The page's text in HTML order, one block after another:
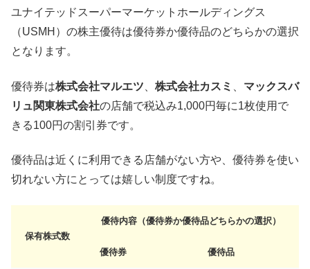
ユナイテッドスーパーマーケットホールディングス
（USMH）の株主優待は優待券か優待品のどちらかの選択
となります。
優待券は株式会社マルエツ 株式会社カスミ
マックスバ
リュ関東株式会社の店舗で税込み1,000円毎に1枚使用で
きる100円の割引券です。
優待品は近くに利用できる店舗がない方や、優待券を使い
切れない方にとっては嬉しい制度ですね。
保有株式数
優待内容（優待券か優待品どちらかの選択）
優待券 優待品